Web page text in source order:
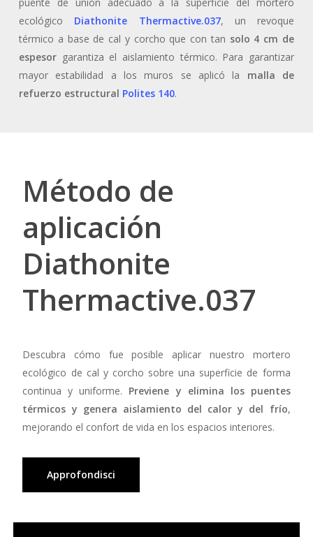
ecológico Diathonite Thermactive.037, un revoque
térmico a base de cal y corcho que con tan solo 4 cm de
espesorgarantiza el aislamiento térmico. Para garantizar
mayor estabilidad a los muros se aplicó la malla de
refuerzo estructural Polites 140.
Método de
aplicación
Diathonite
Thermactive.037
Descubra cómo fue posible aplicar nuestro mortero
ecológico de cal y corcho sobre una superficie de forma
continua y uniforme. Previene y elimina los puentes
térmicos y genera aislamiento del calor y del frío,
mejorando el confort de vida en los espacios interiores.
Approfondisci